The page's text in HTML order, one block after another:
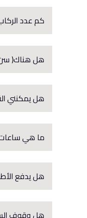
كم عدد الركاب
هل هناك(
هل يمكنني
ما هي ساعات
هل يدفع
هل وقوف